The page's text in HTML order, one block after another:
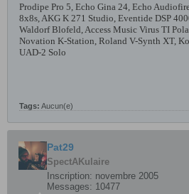
Prodipe Pro 5, Echo Gina 24, Echo
8x8s,AKG K 271 Studio, Eventide DSP
Waldorf Blofeld,Access Music Virus TI
Novation K-Station, Roland V-Synth XT,
UAD-2 Solo
Tags: Aucun(e)
Pat29
SpectAKulaire
Inscription: novembre 2005
Messages: 10477